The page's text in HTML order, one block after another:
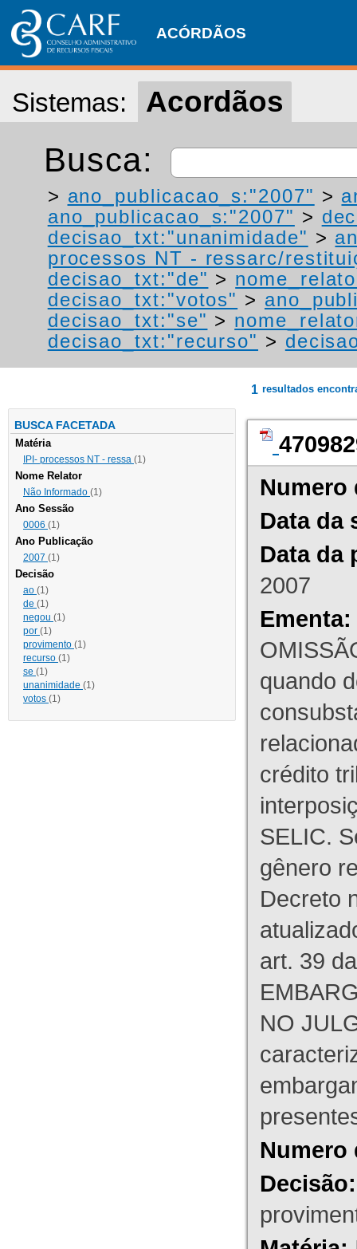
ACÓRDÃOS
Sistemas: Acordãos
Busca:
> ano_publicacao_s:"2007" >
ano_publicacao_s:"2007" >
decisao_txt:"unanimidade" >
processos NT - ressarc/
decisao_txt:"de" >
decisao_txt:"votos" >
decisao_txt:"se" >
decisao_txt:"recurso" >
BUSCA FACETADA
Matéria
IPI- processos NT - ressa (1)
Nome Relator
Não Informado (1)
Ano Sessão
0006 (1)
Ano Publicação
2007 (1)
Decisão
ao (1)
de (1)
negou (1)
por (1)
provimento (1)
recurso (1)
se (1)
unanimidade (1)
votos (1)
1 resultados
Numero
Data da
Data da
2007
Ementa:
quando
crédito
SELIC.
gênero
Decreto
art. 39
NO
Numero
Decisão: